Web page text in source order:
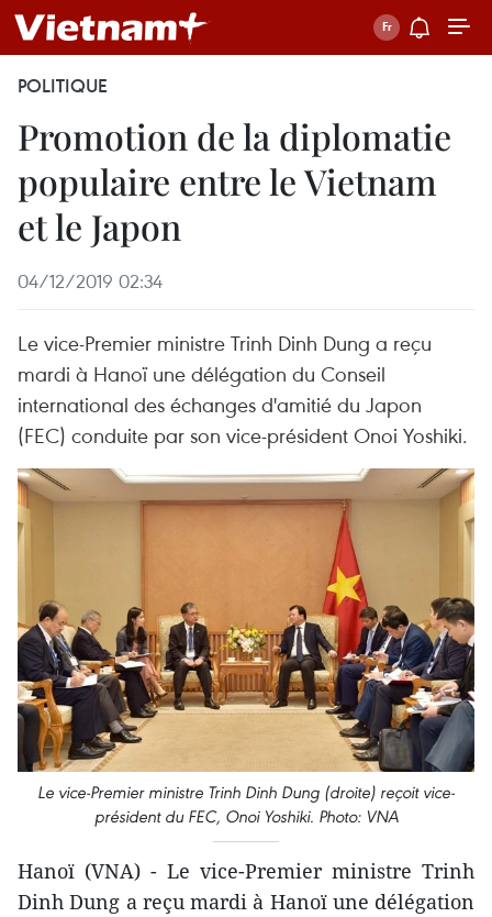
POLITIQUE
Promotion de la diplomatie
populaire entre le Vietnam
et le Japon
04/12/2019 02:34
Le vice-Premier ministre Trinh Dinh Dung a reçu
mardi à Hanoï une délégation du Conseil
international des échanges d'amitié du Japon
(FEC) conduite par son vice-président Onoi Yoshiki.
Le vice-Premier ministre Trinh Dinh Dung (droite) reçoit vice-
président du FEC, Onoi Yoshiki. Photo: VNA
Hanoï (VNA) - Le vice-Premier ministre Trinh
Dinh Dung a reçu mardi à Hanoï une délégation